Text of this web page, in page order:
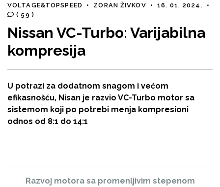
VOLTAGE&TOPSPEED • ZORAN ŽIVKOV • 16. 01. 2024.
•
( 59 )
Nissan VC-Turbo: Varijabilna
kompresija
U potrazi za dodatnom snagom i većom
efikasnošću, Nisan je razvio VC-Turbo motor sa
sistemom koji po potrebi menja kompresioni
odnos od 8:1 do 14:1
Razvoj motora sa promenljivim stepenom